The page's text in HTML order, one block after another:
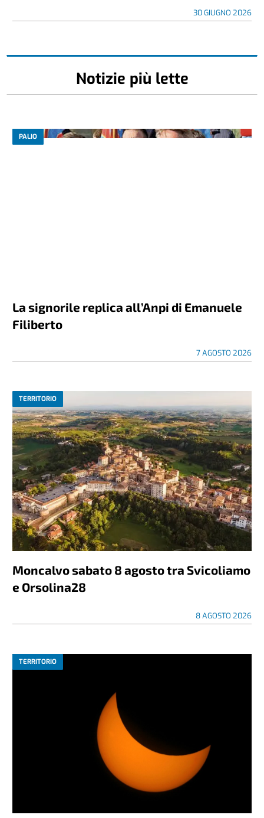
30 GIUGNO 2026
Notizie più lette
PALIO
La signorile replica all’Anpi di Emanuele
Filiberto
7 AGOSTO 2026
TERRITORIO
Moncalvo sabato 8 agosto tra Svicoliamo
e Orsolina28
8 AGOSTO 2026
TERRITORIO